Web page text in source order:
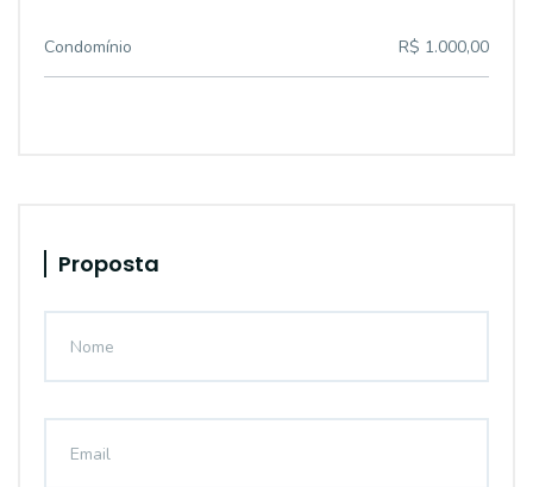
Condomínio R$ 1.000,00
Proposta